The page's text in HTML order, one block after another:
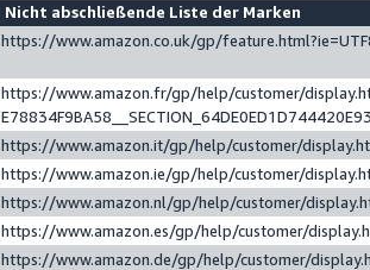
Nicht abschließende Liste der Marken
https://www.amazon.co.uk/gp/
https://www.amazon.fr/gp/help/customer/
https://www.amazon.it/gp/help/customer/
https://www.amazon.ie/gp/help/customer/
https://www.amazon.nl/gp/help/customer/
https://www.amazon.es/gp/help/customer/
https://www.amazon.de/gp/help/customer/